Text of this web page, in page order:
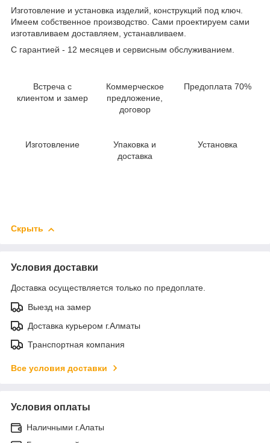
Изготовление и установка изделий, конструкций под ключ.
Имеем собственное производство. Сами проектируем сами
изготавливаем доставляем, устанавливаем.
С гарантией - 12 месяцев и сервисным обслуживанием.
Встреча с
клиентом и замер
Коммерческое
предложение,
договор
Предоплата 70%
Изготовление
Упаковка и
доставка
Установка
Скрыть
Условия доставки
Доставка осуществляется только по предоплате.
Выезд на замер
Доставка курьером г.Алматы
Транспортная компания
Все условия доставки
Условия оплаты
Наличными г.Алаты